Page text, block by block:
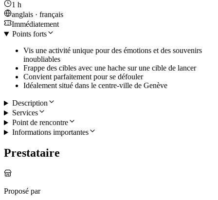
1 h
anglais · français
Immédiatement
Points forts
Vis une activité unique pour des émotions et des souvenirs
inoubliables
Frappe des cibles avec une hache sur une cible de lancer
Convient parfaitement pour se défouler
Idéalement situé dans le centre-ville de Genève
Description
Services
Point de rencontre
Informations importantes
Prestataire
Proposé par